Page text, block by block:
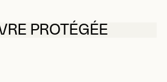
PROTÉGÉE